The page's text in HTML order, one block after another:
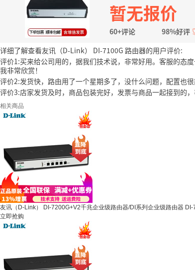
暂无报价
60+评论
98%好评
详细了解查看友讯（D-Link） DI-7100G 路由器的用户评价:
评价1:买来给公司用的，据我们技术说，非常好用。客服的态
我非常欣赏！
评价2:发货快，路由用了一个星期多了，没什么问题，配置也
评价3:店家发货及时，商品包装完好，发票与商品一起接到的
相关商品
友讯（D-Link） DI-7200G+V2千兆企业级路由器/DI系列企业级路由器
立即抢购